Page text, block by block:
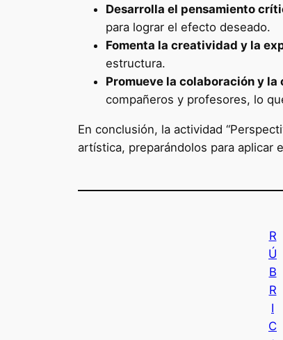
Desarrolla el pensamiento
para lograr el efecto deseado.
Fomenta la creatividad y la
estructura.
Promueve la colaboración y
compañeros y profesores, lo
En conclusión, la actividad
artística, preparándolos para aplicar
R
Ú
B
R
I
C